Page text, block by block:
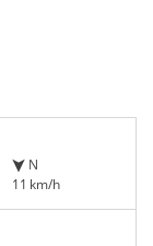
N
11 km/h